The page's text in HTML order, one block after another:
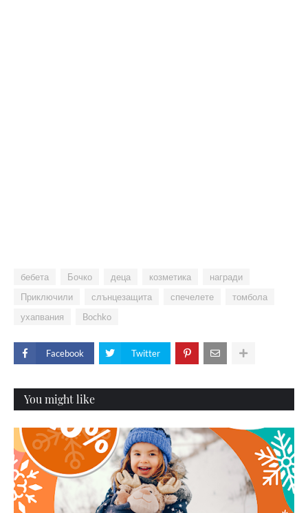
бебета Бочко деца козметика
награди
Приключили
слънцезащита спечелете
томбола
ухапвания
Bochko
Facebook Twitter
You might like